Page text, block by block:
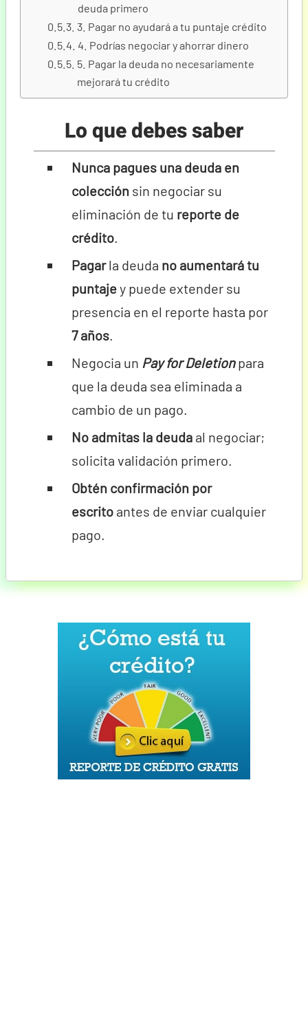
deuda primero
3. Pagar no ayudará a tu puntaje crédito
4. Podrías negociar y ahorrar dinero
5. Pagar la deuda no necesariamente
mejorará tu crédito
Lo que debes saber
Nunca pagues una deuda en
colección sin negociar su
eliminación de tu reporte de
crédito.
Pagarla deuda no aumentará tu
puntajey puede extender su
presencia en el reporte hasta por
7 años.
Negocia un Pay for Deletionpara
que la deuda sea eliminada a
cambio de un pago.
No admitas la deuda al negociar;
solicita validación primero.
Obtén confirmación por
escrito antes de enviar cualquier
pago.